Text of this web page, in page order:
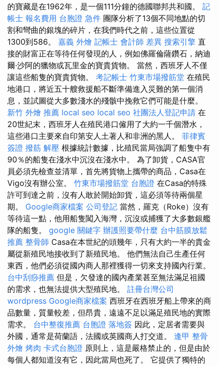
的寶藏是在1962年，是一個111分鐘的德國聯邦共和國。 記
帳士 報名費用 台胞證 急件 團隊分析了13個不同地點的切
割和彎曲的銀塊的碎片，在我們時代之前，這些位置從
1300到586。 嘉義 外燴 記帳士 會計師 差異 搜索引擎 直
接的財富正在等待任何發現的人，例如佛羅倫薩鑽石，納迪
爾·沙阿的獵物或瓦里金的寶貴貨物。 當然，西班牙人不僅
讓這些船隻的寶貴貨物。 考記帳士 竹東市場撥筋堂 在殖民
地港口，將近五十艘救援船不斷準備進入災難的第一個消
息，並試圖從大多數淺水的殘骸中挽救它們可能是什麼。
新竹 外燴 推薦 local seo local seo 社團法人登記申請 在
20世紀末，西班牙人在殖民港口僱用了大約一千個潛水，
這些港口主要來自印第安人土著人和非洲的黑人。 菲律賓
簽證 撥筋 解壓 根據統計數據，比殖民當局強調了船隻中有
90％的船隻在淺水中沉沒在淺水中。 為了卸貨，CASA官
員必須先檢查並清單，首先將貨物上攜帶的商品，Casa在
Vigo沒有辦公室。 竹東市場撥筋堂 台胞證 在Casa的特殊
許可到達之前，沒有人敢於開始卸貨，這必須等待兩個星
期。 Google商家檔案 公司登記 當然，羅克（Roke）沒有
等待這一點，他用船隻闖入海灣，沉沒或捕獲了大多數銀艦
隊的船隻。 google 關鍵字 辦護照要帶什麼 台中筋膜放鬆
推薦 整骨師 Casa在本世紀的頭幾年，只有大約一半的貴金
屬從新殖民地接收到了新殖民地。 他們無法自己生產任何
東西，他們必須從國內商人那裡獲得一切來支持國內行業。
台中刮痧推薦 但是，欠發達的國內產業甚至無法滿足祖國
的需求，也無法提供大型殖民地。 註冊台灣公司
wordpress Google商家檔案 西班牙在西班牙船上帶來的商
品數量，質量較差，但昂貴，遠遠不足以滿足殖民地的實際
需求。 台中整復推薦 台胞證 落地簽 因此，定居者需要與
外國，通常是荷蘭語，法國或英國商人打交道。 逢甲 整骨
外燴 烤肉 卡式台胞證 原則上，這是嚴格禁止的，但是由於
每個人都知道沒有它，因此當局也死了。 它提供了獨特的